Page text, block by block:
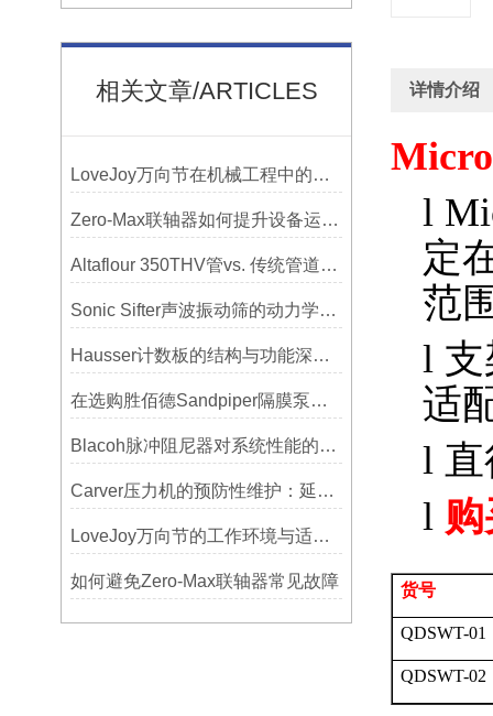
相关文章/ARTICLES
LoveJoy万向节在机械工程中的重要性
Zero-Max联轴器如何提升设备运行精度？
Altaflour 350THV管vs. 传统管道：谁更耐用？
Sonic Sifter声波振动筛的动力学模拟与性能分析
Hausser计数板的结构与功能深度解析
在选购胜佰德Sandpiper隔膜泵时应该注意哪些关键参数？
Blacoh脉冲阻尼器对系统性能的影响分析
Carver压力机的预防性维护：延长使用寿命的技巧
LoveJoy万向节的工作环境与适用范围
如何避免Zero-Max联轴器常见故障
详情介绍
l
定
范
l
适
l
l
货号
QDSWT-01
QDSWT-02